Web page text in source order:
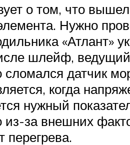
о том, что
Нужно
«Атлант»
шлейф,
сломался датчик
когда
нужный
из-за внешних
перегрева.